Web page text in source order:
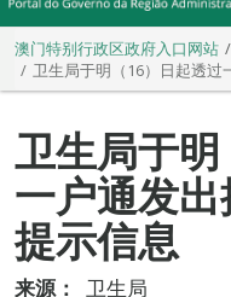
澳门特别行政区政府入口网站
卫生局于明（16）日起透过
卫生局于
一户通发
提示信息
来源：
卫生局